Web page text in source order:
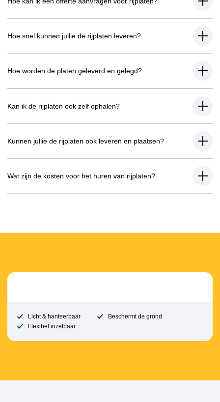
Hoe snel kunnen jullie de rijplaten leveren?
Hoe worden de platen geleverd en gelegd?
Kan ik de rijplaten ook zelf ophalen?
Kunnen jullie de rijplaten ook leveren en plaatsen?
Wat zijn de kosten voor het huren van rijplaten?
Licht & hanteerbaar
Beschermt de grond
Flexibel inzetbaar